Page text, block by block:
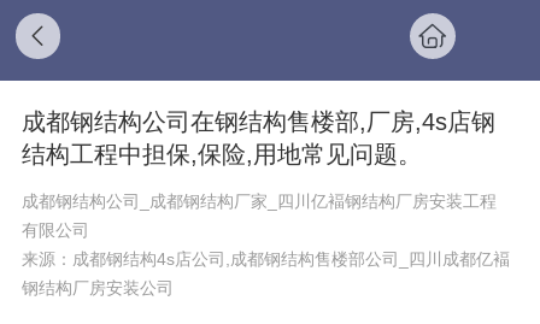
成都钢结构公司在钢结构售楼部,厂房,4s店钢
结构工程中担保,保险,用地常见问题。
成都钢结构公司_成都钢结构厂家_四川亿褔钢结构厂房安装工程
有限公司
来源：成都钢结构4s店公司,成都钢结构售楼部公司_四川成都亿褔
钢结构厂房安装公司